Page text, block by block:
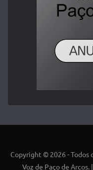
Copyright © 2026 - Todos
Voz de Paço de Arcos. |